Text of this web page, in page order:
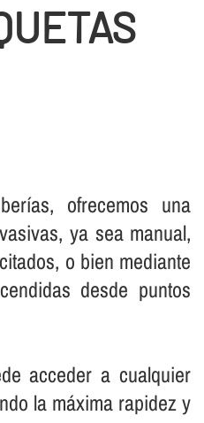
ofrecemos una
ya sea manual,
o bien mediante
desde puntos
acceder a cualquier
la máxima rapidez y